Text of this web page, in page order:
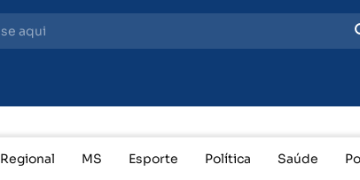
Bebê de 10 meses cai do colo e
Regional MS Esporte Política Saúde